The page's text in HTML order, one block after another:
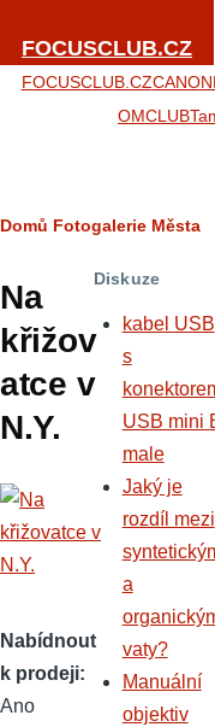
FOCUSCLUB.CZ
FOCUSCLUB.CZ
OMCLUB
Drobečková
navigace
Domů Fotogalerie Města
Na
křižov
atce v
N.Y.
Nabídnout
k prodeji
Ano
Diskuze
kabel USB
s
USB mini
male
Jaký je
rozdíl mezi
a
vaty?
Manuální
objektiv